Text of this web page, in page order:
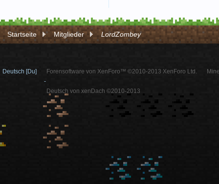
Startseite Mitglieder LordZombey
Deutsch [Du]
Forensoftware von XenForo™ ©2010-2013 XenForo Ltd.
-
Deutsch von xenDach ©2010-2013